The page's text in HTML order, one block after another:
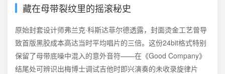
藏在母带裂纹里的摇滚秘史
原始封套设计师弗兰克·科斯达菲尔德透露，封面烫金工艺曾导
致首版黑胶成本高达当时平均唱片的三倍。这份24bit格式特别
保留了母带底噪中混入的意外音符——在《Good Company》
结尾处可辨识出梅博士调试吉他时即兴演奏的未收录旋律片